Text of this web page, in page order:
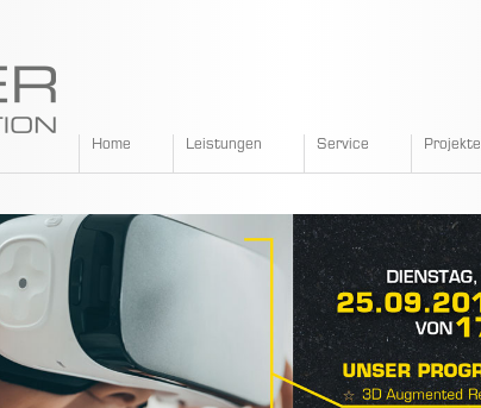
SPANGLER
Home Leistungen Service Projekte